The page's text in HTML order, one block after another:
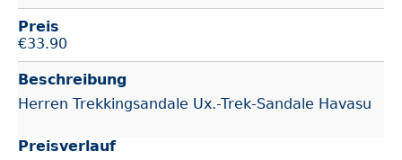
Preis
€33.90
Beschreibung
Herren Trekkingsandale Ux.-Trek-Sandale Havasu
Preisverlauf